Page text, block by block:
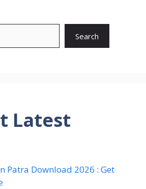
Search
Latest
Patra Download 2026 : Get